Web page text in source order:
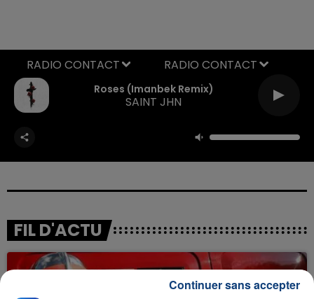
Roses (imanbek Remix)
SAINT JHN
RADIO CONTACT
FIL D'ACTU
Continuer sans accepter